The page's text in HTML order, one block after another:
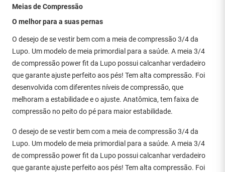
Meias de Compressão
O melhor para a suas pernas
O desejo de se vestir bem com a meia de compressão 3/4 da
Lupo. Um modelo de meia primordial para a saúde. A meia 3/4
de compressão power fit da Lupo possui calcanhar verdadeiro
que garante ajuste perfeito aos pés! Tem alta compressão. Foi
desenvolvida com diferentes níveis de compressão, que
melhoram a estabilidade e o ajuste. Anatômica, tem faixa de
compressão no peito do pé para maior estabilidade.
O desejo de se vestir bem com a meia de compressão 3/4 da
Lupo. Um modelo de meia primordial para a saúde. A meia 3/4
de compressão power fit da Lupo possui calcanhar verdadeiro
que garante ajuste perfeito aos pés! Tem alta compressão. Foi